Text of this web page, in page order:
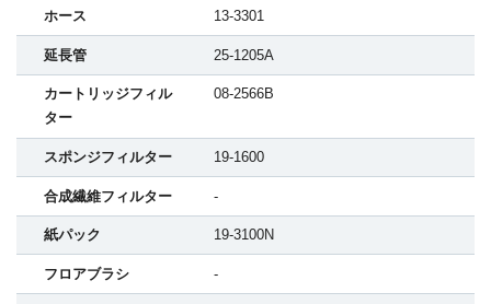
ホース 13-3301
延長管 25-1205A
カートリッジフィル
ター
08-2566B
スポンジフィルター 19-1600
合成繊維フィルター -
紙パック 19-3100N
フロアブラシ -